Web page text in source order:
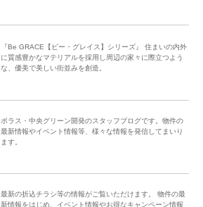
『Be GRACE【ビー・グレイス】シリーズ』 住まいの内外
に質感豊かなマテリアルを採用し周辺の家々に際立つよう
な、優美で美しい街並みを創造。
ポラス・中央グリーン開発のスタッフブログです。物件の
最新情報やイベント情報等、様々な情報を発信してまいり
ます。
最新の折込チラシ等の情報がご覧いただけます。 物件の最
新情報をはじめ、イベント情報やお得なキャンペーン情報